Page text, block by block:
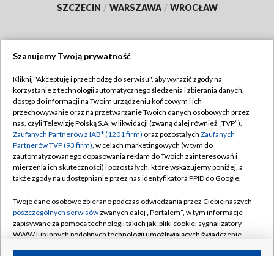
SZCZECIN / WARSZAWA / WROCŁAW
TVP
Abonament TVP
Emisja w TVP
Centrum informacji TVP
Naziemna Telewizja Cyfrowa
Rada Programowa
System NOS
Informacje o nadawcy
Regulamin TVP
Polityka prywatności
Moje zgody
Pomoc
Kontakt
Kanały
Szanujemy Twoją prywatność
Kliknij "Akceptuję i przechodzę do serwisu", aby wyrazić zgody na
korzystanie z technologii automatycznego śledzenia i zbierania danych,
dostęp do informacji na Twoim urządzeniu końcowym i ich
przechowywanie oraz na przetwarzanie Twoich danych osobowych przez
nas, czyli Telewizję Polską S.A. w likwidacji (zwaną dalej również „TVP”),
Zaufanych Partnerów z IAB* (1201 firm) oraz pozostałych Zaufanych
Partnerów TVP (93 firm), w celach marketingowych (w tym do
zautomatyzowanego dopasowania reklam do Twoich zainteresowań i
mierzenia ich skuteczności) i pozostałych, które wskazujemy poniżej, a
także zgody na udostępnianie przez nas identyfikatora PPID do Google.
Twoje dane osobowe zbierane podczas odwiedzania przez Ciebie naszych
poszczególnych serwisówzwanych dalej „Portalem”, w tym informacje
zapisywane za pomocą technologii takich jak: pliki cookie, sygnalizatory
WWW lub innych podobnych technologii umożliwiających świadczenie